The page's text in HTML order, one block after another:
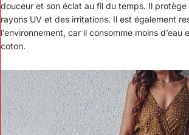
douceur et son éclat au fil du temps. Il
rayons UV et des irritations. Il est également
l’environnement, car il consomme moins d’eau
coton.